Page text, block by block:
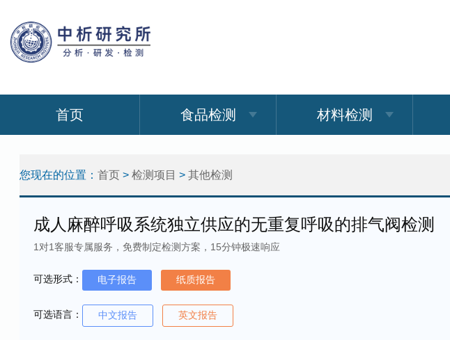
首页 食品检测 材料检测
您现在的位置： 首页 > 检测项目 > 其他检测
成人麻醉呼吸系统独立供应的无重复呼吸的排气阀检测
1对1客服专属服务，免费制定检测方案，15分钟极速响应
可选形式： 电子报告 纸质报告
可选语言： 中文报告 英文报告